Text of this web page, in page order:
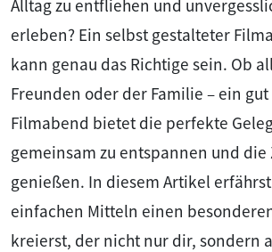
Alltag zu entfliehen und
erleben? Ein selbst gestalteter
kann genau das Richtige sein. Ob
Freunden oder der Familie – ein
Filmabend bietet die perfekte
gemeinsam zu entspannen und die
genießen. In diesem Artikel
einfachen Mitteln einen
kreierst, der nicht nur dir, sondern